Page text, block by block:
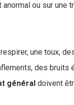
anormal ou sur une
une toux,
des bruits
général doivent